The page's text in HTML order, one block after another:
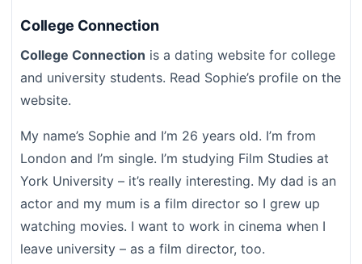
College Connection
College Connection is a dating website for college
and university students. Read Sophie’s profile on the
website.
My name’s Sophie and I’m 26 years old. I’m from
London and I’m single. I’m studying Film Studies at
York University – it’s really interesting. My dad is an
actor and my mum is a film director so I grew up
watching movies. I want to work in cinema when I
leave university – as a film director, too.